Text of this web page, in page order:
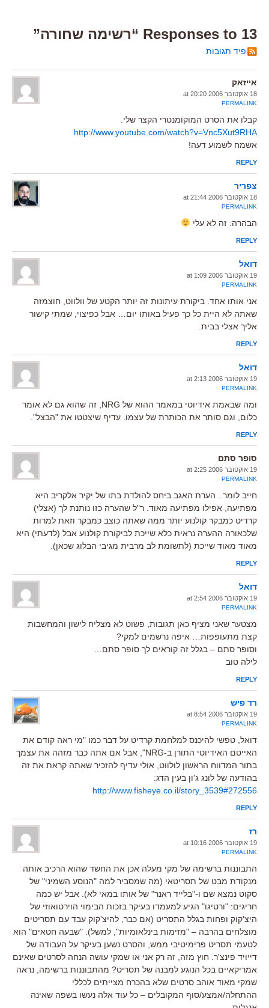
13 Responses to “רשימה שחורה”
פיד תגובות
אייזאק
18 אוקטובר 2006 at 20:20
PERMALINK
קבלו את הסרט המוקומנטרי הקצר שלי.
http://www.youtube.com/watch?v=Vnc5Xut9RHA
אשמח לשמוע דעה!
REPLY
צפריר
18 אוקטובר 2006 at 21:44
PERMALINK
הבהרה: זה לא עלי
REPLY
דואל
19 אוקטובר 2006 at 1:09
PERMALINK
אני אותו אחד. ביקורת עיתונות זה יותר הקטע של וולווט, חוצמזה
שאתה לא היית כל כך פעיל באותו יום… אבל כפיצוי, שמתי קישור
אליך אצלי בבית.
REPLY
דואל
19 אוקטובר 2006 at 2:13
PERMALINK
ומה שבאמת אידיוטי במאמר ההוא של NRG, זה שהוא גם לא אומר
כלום, וגם סותר את הכותרת של עצמו. עדיף שיצטטו את "הבצל".
REPLY
סופר סתם
19 אוקטובר 2006 at 2:25
PERMALINK
חייב לומר.. הערת האגב ביחס להולדת בתו של יקיר אלקריב היא
מפתיעה, אפילו מפתיעה מאוד. ר"ל שהערה כזו נותנת לך (אצלי)
קרדיט כמבקר קולנוע יותר ממה שאתה כוצב כמבקר וזאת למרות
שלכאורה ההערה נראית כלא שייכת לביקורת קולנוע אבל (לדעתי) היא
מאוד מאוד שייכת (לתשומת לב מרבית מגיבי הבלוג שכאן).
REPLY
דואל
19 אוקטובר 2006 at 2:54
PERMALINK
מצטער שאני מציף כאן תגובות, פשוט לא מצליח לישון והמחשבות
קצת מתעופפות… איפה נרשמים למקי?
וסופר סתם – בגלל זה קוראים לך סופר סתם…
לילה טוב
REPLY
רד פיש
19 אוקטובר 2006 at 8:54
PERMALINK
דואל, טפשי להיכנס למלחמת קרדיט על דבר כמו "מי ראה קודם את
האייטם האידיוטי התורן ב-NRG", אבל אם אתה כבר מזהה את עצמך
בתור המדווח הראשון לולווט, אולי עדיף להזכיר שאתה קראת את זה
בהודעה של לונג ג'ון בעין הדג:
http://www.fisheye.co.il/story_3539#272556
REPLY
רז
19 אוקטובר 2006 at 10:16
PERMALINK
התבוננות ברשימה של מקי מעלה אכן את החשד שהוא הרכיב אותה
מנקודת מבט של תסריטאי (מה שמסביר למה "הנוסע השמיני" של
סקוט נמצא שם ו-"בלייד ראנר" של אותו במאי לא). אבל יש כמה
חריגים: "ורטיגו" הגיע למעמדו בעיקר בזכות הבימוי הוירטואוזי של
היצ'קוק ופחות בגלל התסריט (אם כבר, להיצ'קוק עבד עם תסריטים
מוצלחים בהרבה – "מזימות בינלאומיות", למשל). "שבעה חטאים" הוא
לטעמי תסריט פרימיטיבי ממש, והסרט נשען בעיקר על העבודה של
דייויד פינצ'ר. חוץ מזה, זה רק אני או שמקי עושה הנחה לסרטים שאינם
אמריקאיים בכל הנוגע למבנה של תסריט? מהתבוננות ברשימה, נראה
שמקי מאוד אוהב סרטים שלא בהכרח מצייתים לכללי
ההתחלה/אמצע/סוף המקובלים – כל עוד אלה נעשו בשפה שאינה